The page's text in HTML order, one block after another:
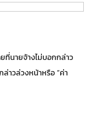
ที่นายจ้างไม่บอกกล่าว
าวล่วงหน้าหรือ “ค่า